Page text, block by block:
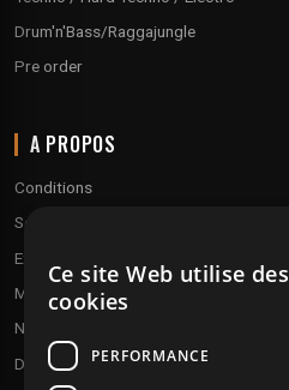
Drum'n'Bass/Raggajungle
Pre order
A PROPOS
Conditions
Service client
Expédition & retours
Modes de paiement
Notre programme de fidélité
Disques cadeaux
Ce site Web utilise des
cookies
PERFORMANCE